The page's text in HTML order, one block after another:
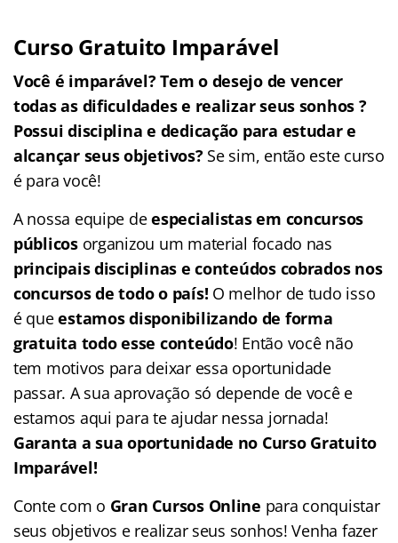
Curso Gratuito Imparável
Você é imparável? Tem o desejo de vencer
todas as dificuldades e realizar seus sonhos ?
Possui disciplina e dedicação para estudar e
alcançar seus objetivos?Se sim, então este curso
é para você!
A nossa equipe deespecialistas em concursos
públicosorganizou um material focado nas
principais disciplinas e conteúdos cobrados nos
concursos de todo o país! O melhor de tudo isso
é queestamos disponibilizando de forma
gratuita todo esse conteúdo! Então você não
tem motivos para deixar essa oportunidade
passar. A sua aprovação só depende de você e
estamos aqui para te ajudar nessa jornada!
Garanta a sua oportunidade no Curso Gratuito
Imparável!
Conte com o Gran Cursos Online para conquistar
seus objetivos e realizar seus sonhos! Venha fazer